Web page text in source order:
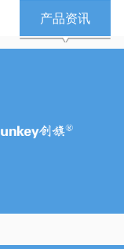
产品资讯